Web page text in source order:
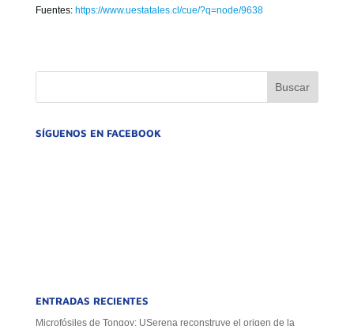
Fuentes: https://www.uestatales.cl/cue/?q=node/9638
SÍGUENOS EN FACEBOOK
ENTRADAS RECIENTES
Microfósiles de Tongoy: USerena reconstruye el origen de la